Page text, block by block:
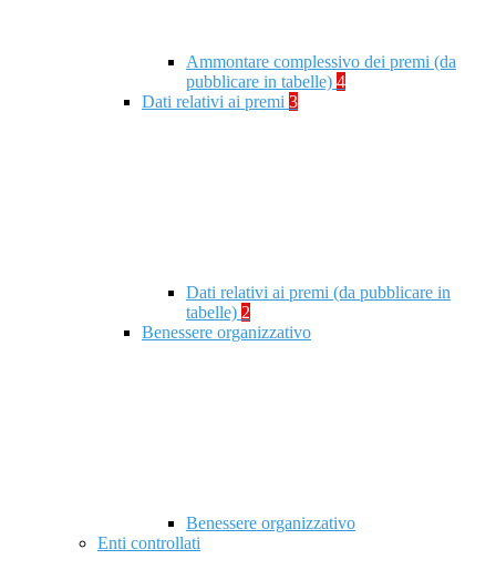
Ammontare complessivo dei premi (da
pubblicare in tabelle) 4
Dati relativi ai premi 3
Dati relativi ai premi (da pubblicare in
tabelle) 2
Benessere organizzativo
Benessere organizzativo
Enti controllati